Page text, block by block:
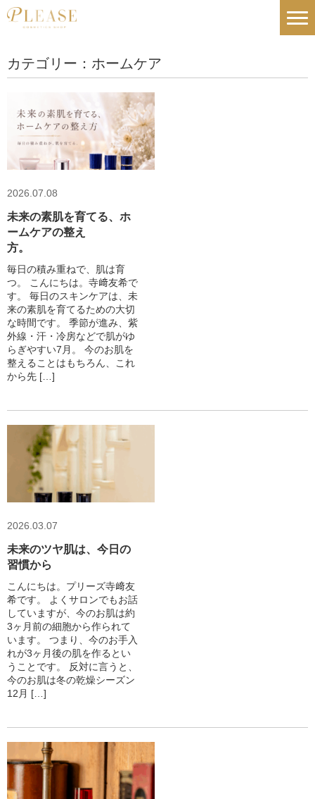
カテゴリー：ホームケア
2026.07.08
未来の素肌を育てる、ホ
ームケアの整え
方。
毎日の積み重ねで、肌は育
つ。 こんにちは。寺﨑友希で
す。 毎日のスキンケアは、未
来の素肌を育てるための大切
な時間です。 季節が進み、紫
外線・汗・冷房などで肌がゆ
らぎやすい7月。 今のお肌を
整えることはもちろん、これ
から先 […]
2026.03.07
未来のツヤ肌は、今日の
習慣から
こんにちは。プリーズ寺﨑友
希です。 よくサロンでもお話
していますが、今のお肌は約
3ヶ月前の細胞から作られて
います。 つまり、今のお手入
れが3ヶ月後の肌を作るとい
うことです。 反対に言うと、
今のお肌は冬の乾燥シーズン
12月 […]